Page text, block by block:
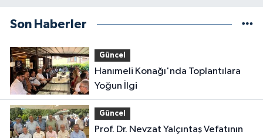
Son Haberler
Güncel
Hanımeli Konağı'nda Toplantılara
Yoğun İlgi
Güncel
Prof. Dr. Nevzat Yalçıntaş Vefatının